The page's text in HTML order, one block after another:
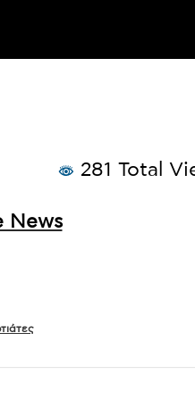
281 Total
News